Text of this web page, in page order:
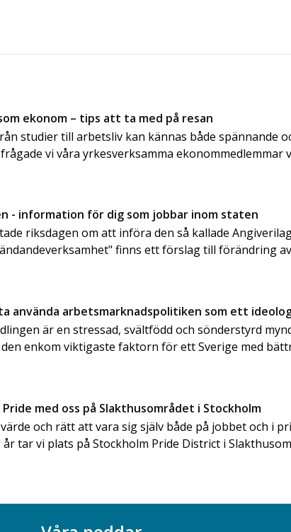
ekonom – tips att ta med på resan
studier till arbetsliv kan kännas både spännande
vi våra yrkesverksamma ekonommedlemmar
- information för dig som jobbar inom staten
riksdagen om att införa den så kallade
finns ett förslag till förändring
använda arbetsmarknadspolitiken som ett
är en stressad, svältfödd och sönderstyrd
enkom viktigaste faktorn för ett Sverige med
Pride med oss på Slakthusområdet i Stockholm
och rätt att vara sig själv både på jobbet och i
år tar vi plats på Stockholm Pride District i